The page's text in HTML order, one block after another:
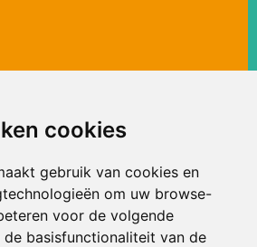
cookies
gebruik van cookies en
om uw browse-
voor de volgende
de basisfunctionaliteit van de
ONDERDEEL VAN